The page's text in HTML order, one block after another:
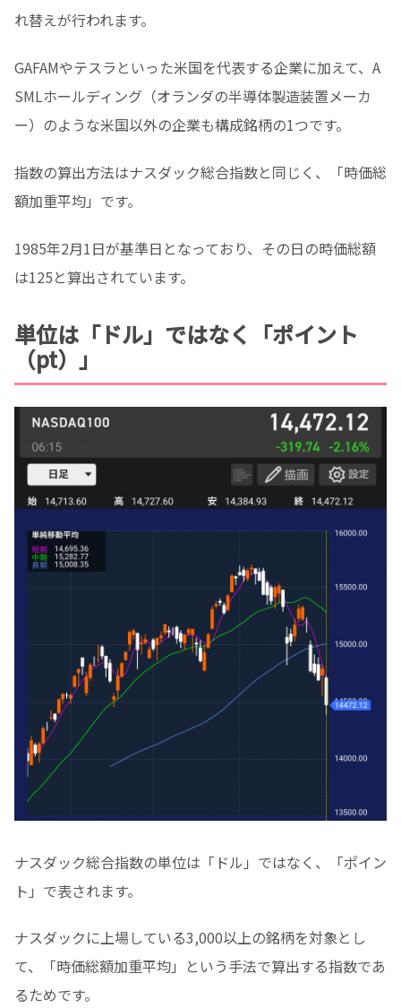
れ替えが行われます。
GAFAMやテスラといった米国を代表する企業に加えて、A
SMLホールディング（オランダの半導体製造装置メーカ
ー）のような米国以外の企業も構成銘柄の1つです。
指数の算出方法はナスダック総合指数と同じく、「時価総
額加重平均」です。
1985年2月1日が基準日となっており、その日の時価総額
は125と算出されています。
単位は「ドル」ではなく「ポイント
（pt）」
ナスダック総合指数の単位は「ドル」ではなく、「ポイン
ト」で表されます。
ナスダックに上場している3,000以上の銘柄を対象とし
て、「時価総額加重平均」という手法で算出する指数であ
るためです。